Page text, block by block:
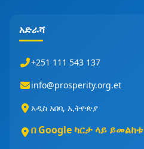
አድራሻ
+251 111 543 137
info@prosperity.org.et
አዲስ አበባ, ኢትዮጵያ
በ Google ካርታ ላይ ይመልከቱ